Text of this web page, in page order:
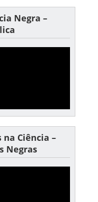
Negra –
Ciência –
Negras